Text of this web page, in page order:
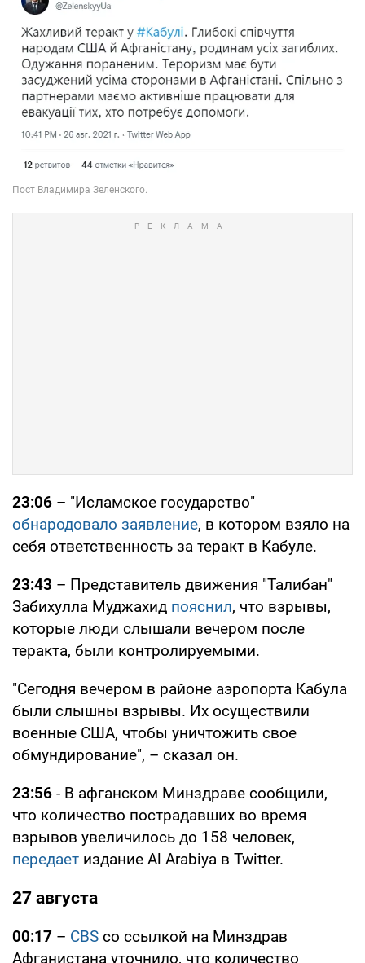
23:06 – "Исламское государство"
обнародовало заявление, в котором взяло на
себя ответственность за теракт в Кабуле.
23:43 – Представитель движения "Талибан"
Забихулла Муджахид пояснил, что взрывы,
которые люди слышали вечером после
теракта, были контролируемыми.
"Сегодня вечером в районе аэропорта Кабула
были слышны взрывы. Их осуществили
военные США, чтобы уничтожить свое
обмундирование", – сказал он.
23:56 - В афганском Минздраве сообщили,
что количество пострадавших во время
взрывов увеличилось до 158 человек,
передает издание Al Arabiya в Twitter.
27 августа
00:17 – CBS со ссылкой на Минздрав
Афганистана уточнило, что количество